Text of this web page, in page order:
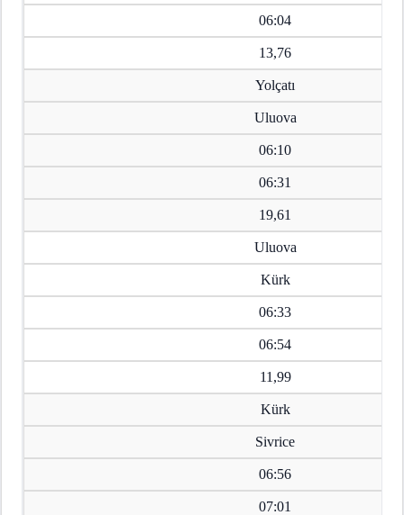
06:04
13,76
Yolçatı
Uluova
06:10
06:31
19,61
Uluova
Kürk
06:33
06:54
11,99
Kürk
Sivrice
06:56
07:01